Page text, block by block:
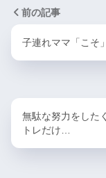
前の記事
子連れママ「こそ
無駄な努力をした
トレだけ…